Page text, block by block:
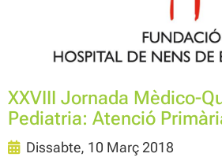
XXVIII Jornada Mèdico-
Pediatria: Atenció
Dissabte, 10 Març 2018